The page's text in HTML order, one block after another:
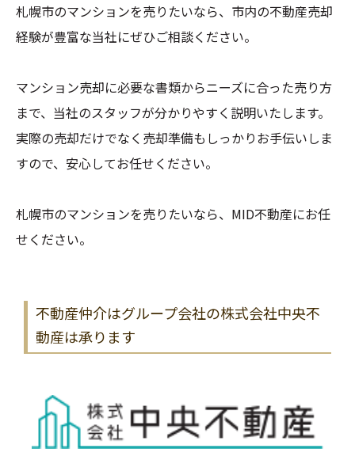
札幌市のマンションを売りたいなら、市内の不動産売却
経験が豊富な当社にぜひご相談ください。
マンション売却に必要な書類からニーズに合った売り方
まで、当社のスタッフが分かりやすく説明いたします。
実際の売却だけでなく売却準備もしっかりお手伝いしま
すので、安心してお任せください。
札幌市のマンションを売りたいなら、MID不動産にお任
せください。
不動産仲介はグループ会社の株式会社中央不
動産は承ります